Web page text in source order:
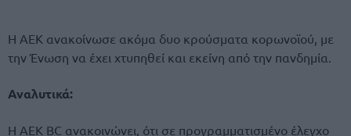
Η ΑΕΚ ανακοίνωσε ακόμα δυο κρούσματα κορωνοϊού, με
την Ένωση να έχει χτυπηθεί και εκείνη από την πανδημία.
Αναλυτικά:
H ΑΕΚ ΒC ανακοινώνει, ότι σε προγραμματισμένο έλεγχο